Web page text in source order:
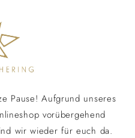
Pause! Aufgrund unseres
vorübergehend
wir wieder für euch da.